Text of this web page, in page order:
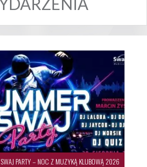
PARTY – NOC Z MUZYKĄ KLUBOWĄ 2026